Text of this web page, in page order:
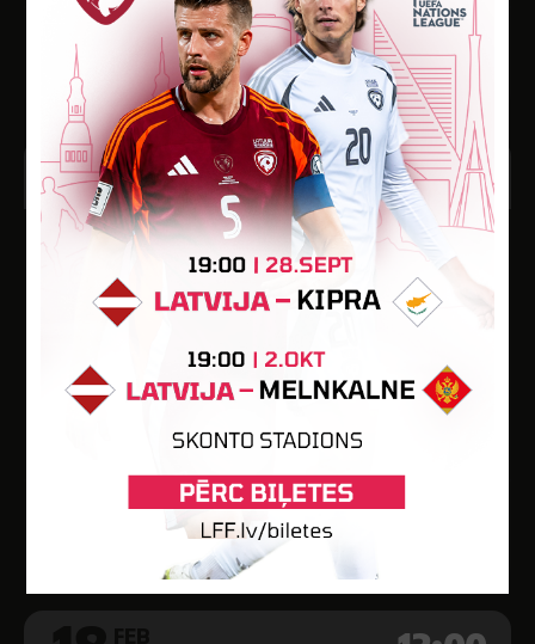
1
Min.
90
Kart.
8 JŪN
2025 12:30
U-19 Baltijas kauss 2025
LIETUVA
LATVIJA 1
Min.
29
Kart.
-